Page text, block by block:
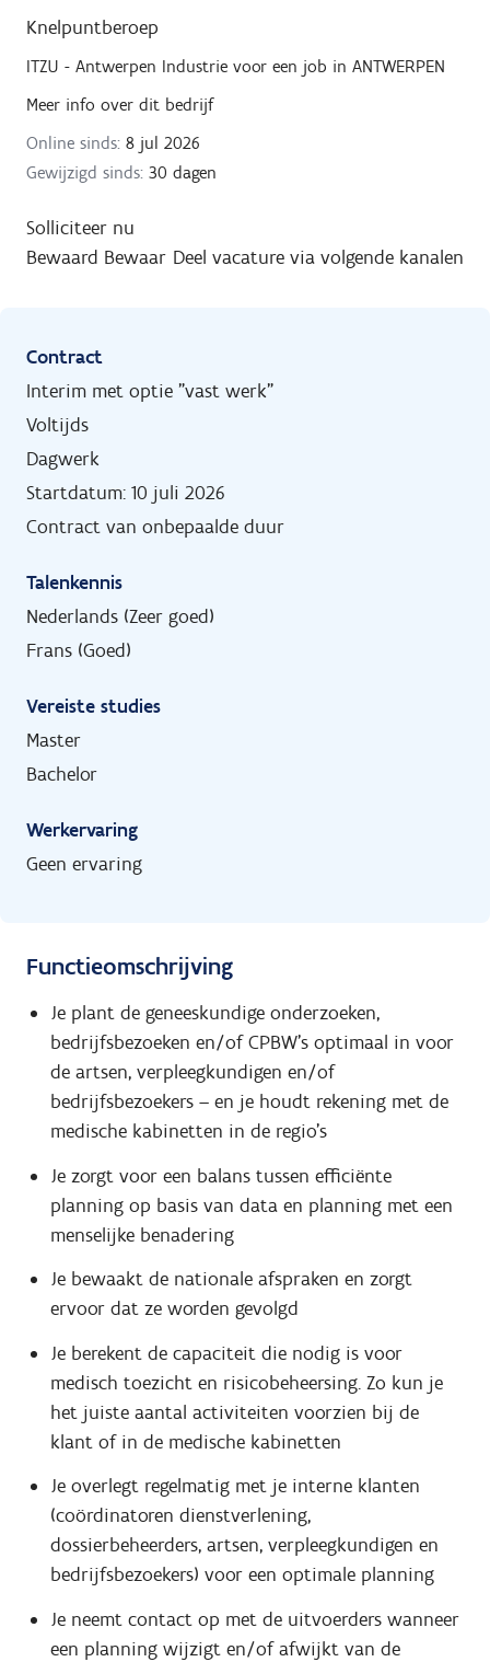
Knelpuntberoep
ITZU - Antwerpen Industrie voor een job in ANTWERPEN
Meer info over dit bedrijf
Online sinds: 8 jul 2026
Gewijzigd sinds: 30 dagen
Solliciteer nu
Bewaard Bewaar Deel vacature via volgende kanalen
Contract
Interim met optie "vast werk"
Voltijds
Dagwerk
Startdatum: 10 juli 2026
Contract van onbepaalde duur
Talenkennis
Nederlands (Zeer goed)
Frans (Goed)
Vereiste studies
Master
Bachelor
Werkervaring
Geen ervaring
Functieomschrijving
Je plant de geneeskundige onderzoeken,
bedrijfsbezoeken en/of CPBW's optimaal in voor
de artsen, verpleegkundigen en/of
bedrijfsbezoekers – en je houdt rekening met de
medische kabinetten in de regio's
Je zorgt voor een balans tussen efficiënte
planning op basis van data en planning met een
menselijke benadering
Je bewaakt de nationale afspraken en zorgt
ervoor dat ze worden gevolgd
Je berekent de capaciteit die nodig is voor
medisch toezicht en risicobeheersing. Zo kun je
het juiste aantal activiteiten voorzien bij de
klant of in de medische kabinetten
Je overlegt regelmatig met je interne klanten
(coördinatoren dienstverlening,
dossierbeheerders, artsen, verpleegkundigen en
bedrijfsbezoekers) voor een optimale planning
Je neemt contact op met de uitvoerders wanneer
een planning wijzigt en/of afwijkt van de